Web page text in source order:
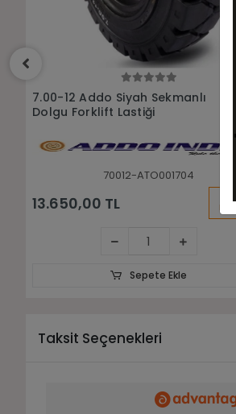
7.00-12 Addo İz Bırakmayan
Sekmanlı Dolgu Forklift Lastiği
70012-ATO001859
16.250,00 TL
Sepete Ekle
Taksit Seçenekleri